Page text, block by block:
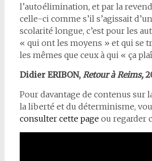
l’autoélimination, et par la
celle-ci comme s’il s’agissait
scolarité longue, c’est pour les
« qui ont les moyens » et qui se
les mêmes que ceux à qui « ça
Didier ERIBON, Retour à Reims,
Pour davantage de contenus sur
la liberté et du déterminisme,
consulter cette pageou regarder